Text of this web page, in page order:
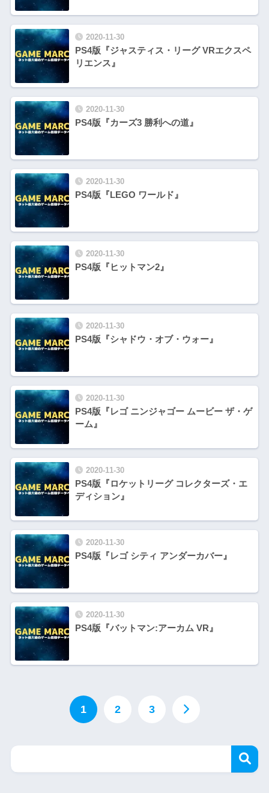
2020-11-30
PS4版『ジャスティス・リーグ VRエクスペ
リエンス』
2020-11-30
PS4版『カーズ3 勝利への道』
2020-11-30
PS4版『LEGO ワールド』
2020-11-30
PS4版『ヒットマン2』
2020-11-30
PS4版『シャドウ・オブ・ウォー』
2020-11-30
PS4版『レゴ ニンジャゴー ムービー ザ・ゲ
ーム』
2020-11-30
PS4版『ロケットリーグ コレクターズ・エ
ディション』
2020-11-30
PS4版『レゴ シティ アンダーカバー』
2020-11-30
PS4版『バットマン:アーカム VR』
1 2 3